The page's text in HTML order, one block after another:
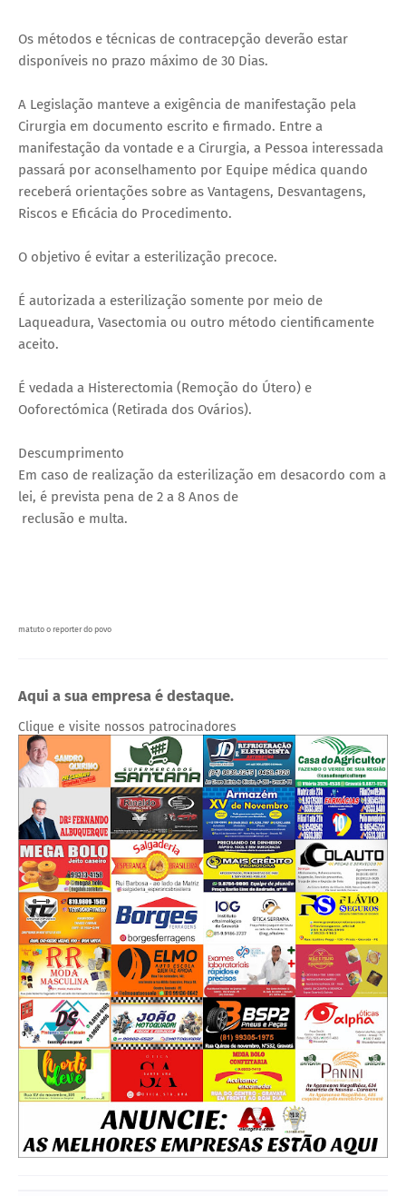
Os métodos e técnicas de contracepção deverão estar
disponíveis no prazo máximo de 30 Dias.
A Legislação manteve a exigência de manifestação pela
Cirurgia em documento escrito e firmado. Entre a
manifestação da vontade e a Cirurgia, a Pessoa interessada
passará por aconselhamento por Equipe médica quando
receberá orientações sobre as Vantagens, Desvantagens,
Riscos e Eficácia do Procedimento.
O objetivo é evitar a esterilização precoce.
É autorizada a esterilização somente por meio de
Laqueadura, Vasectomia ou outro método cientificamente
aceito.
É vedada a Histerectomia (Remoção do Útero) e
Ooforectómica (Retirada dos Ovários).
Descumprimento
Em caso de realização da esterilização em desacordo com a
lei, é prevista pena de 2 a 8 Anos de
reclusão e multa.
matuto o reporter do povo
Aqui a sua empresa é destaque.
Clique e visite nossos patrocinadores